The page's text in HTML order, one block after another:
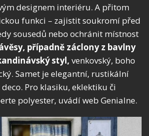
designem interiéru. A přitom
funkci – zajistit soukromí před
sousedů nebo ochránit místnost
případně záclony z bavlny
styl, venkovský, boho
Samet je elegantní, rustikální
Pro klasiku, eklektiku či
polyester, uvádí web Genialne.